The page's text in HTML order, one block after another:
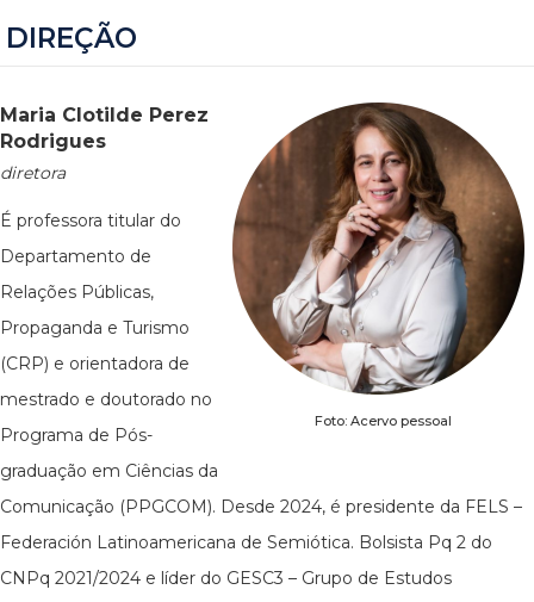
DIREÇÃO
Foto: Acervo pessoal
Maria Clotilde Perez
Rodrigues
diretora
É professora titular do
Departamento de
Relações Públicas,
Propaganda e Turismo
(CRP) e orientadora de
mestrado e doutorado no
Programa de Pós-
graduação em Ciências da
Comunicação (PPGCOM). Desde 2024, é presidente da FELS –
Federación Latinoamericana de Semiótica. Bolsista Pq 2 do
CNPq 2021/2024 e líder do GESC3 – Grupo de Estudos